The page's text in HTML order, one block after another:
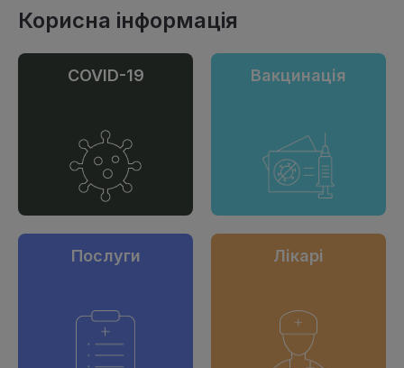
Корисна інформація
COVID-19 Вакцинація
Послуги Лікарі